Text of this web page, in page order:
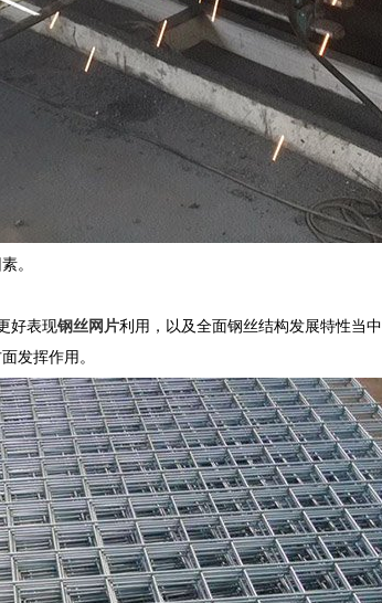
。
好表现钢丝网片利用，以及全面钢丝结构发展特性当
发挥作用。